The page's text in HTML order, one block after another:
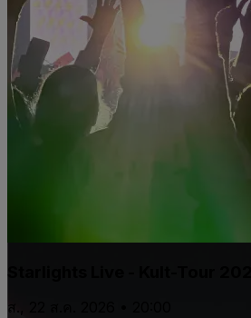
Starlights Live - Kult-Tour
ส., 22 ส.ค. 2026 • 20:00